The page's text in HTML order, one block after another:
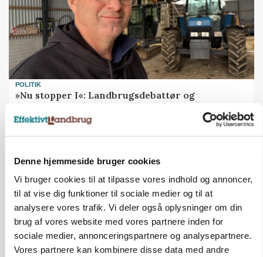
Denne hjemmeside bruger cookies
Vi bruger cookies til at tilpasse vores indhold og annoncer,
til at vise dig funktioner til sociale medier og til at
analysere vores trafik. Vi deler også oplysninger om din
brug af vores website med vores partnere inden for
sociale medier, annonceringspartnere og analysepartnere.
Vores partnere kan kombinere disse data med andre
POLITIK
»Nu stopper I«: Landbrugsdebattør og
gødskningslov